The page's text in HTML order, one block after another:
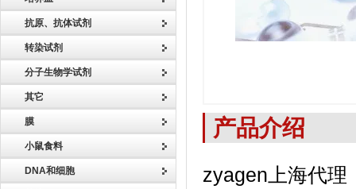
抗原、抗体试剂
转染试剂
分子生物学试剂
其它
膜
小鼠食料
DNA和细胞
产品介绍
zyagen上海代